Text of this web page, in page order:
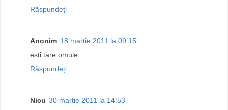
Răspundeți
Anonim 18 martie 2011 la 09:15
esti tare omule
Răspundeți
Nicu 30 martie 2011 la 14:53